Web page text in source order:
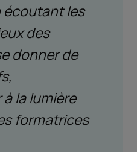
écoutant les
des
donner de
la lumière
formatrices